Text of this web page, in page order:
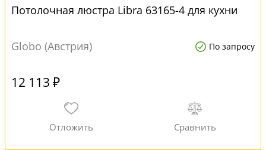
Потолочная люстра Libra 63165-4 для кухни
Globo (Австрия) По запросу
12 113 ₽